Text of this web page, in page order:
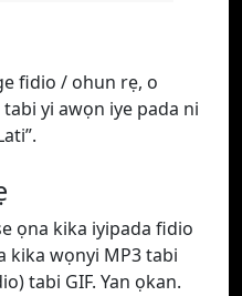
fidio / ohun rẹ, o
yi awọn iye pada ni
ọna kika iyipada fidio
kika wọnyi MP3 tabi
tabi GIF. Yan ọkan.